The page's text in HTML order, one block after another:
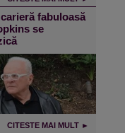
fabuloasă
se
CITESTE MAI MULT ►